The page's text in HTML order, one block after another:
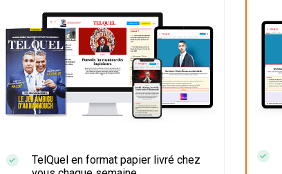
TelQuel en format papier livré chez